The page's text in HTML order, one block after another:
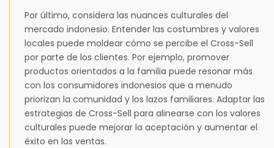
Por último, considera las nuances culturales del
mercado indonesio. Entender las costumbres y valores
locales puede moldear cómo se percibe el Cross-Sell
por parte de los clientes. Por ejemplo, promover
productos orientados a la familia puede resonar más
con los consumidores indonesios que a menudo
priorizan la comunidad y los lazos familiares. Adaptar las
estrategias de Cross-Sell para alinearse con los valores
culturales puede mejorar la aceptación y aumentar el
éxito en las ventas.